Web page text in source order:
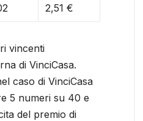
2,51 €
vincenti
di VinciCasa.
caso di VinciCasa
5 numeri su 40 e
del premio di